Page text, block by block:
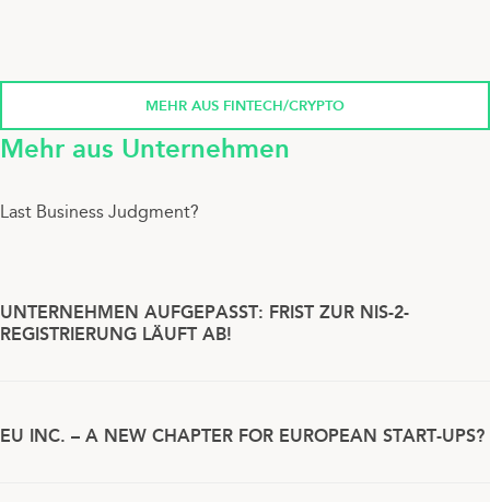
MEHR AUS FINTECH/CRYPTO
Mehr aus Unternehmen
Last Business Judgment?
UNTERNEHMEN AUFGEPASST: FRIST ZUR NIS-2-
REGISTRIERUNG LÄUFT AB!
EU INC. – A NEW CHAPTER FOR EUROPEAN START-UPS?